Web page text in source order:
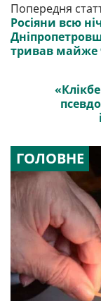
Попередня
Росіяни всю
тривав майже
ГОЛОВНЕ